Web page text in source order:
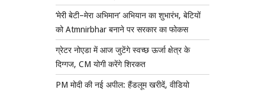
‘मेरी बेटी–मेरा अभिमान’ अभियान का शुभारंभ, बेटियों
को Atmnirbhar बनाने पर सरकार का फोकस
ग्रेटर नोएडा में आज जुटेंगे स्वच्छ ऊर्जा क्षेत्र के
दिग्गज, CM योगी करेंगे शिरकत
PM मोदी की नई अपील: हैंडलूम खरीदें, वीडियो